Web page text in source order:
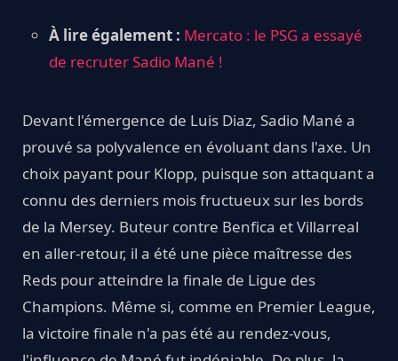
À lire également : Mercato : le PSG a essayé
de recruter Sadio Mané !
Devant l'émergence de Luis Diaz, Sadio Mané a
prouvé sa polyvalence en évoluant dans l'axe. Un
choix payant pour Klopp, puisque son attaquant a
connu des derniers mois fructueux sur les bords
de la Mersey. Buteur contre Benfica et Villarreal
en aller-retour, il a été une pièce maîtresse des
Reds pour atteindre la finale de Ligue des
Champions. Même si, comme en Premier League,
la victoire finale n'a pas été au rendez-vous,